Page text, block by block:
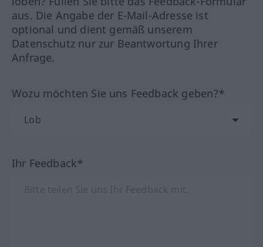
aus. Die Angabe der E-Mail-Adresse ist
optional und dient gemäß unserem
Datenschutz nur zur Beantwortung Ihrer
Anfrage.
Wozu möchten Sie uns Feedback geben?*
Ihr Feedback*